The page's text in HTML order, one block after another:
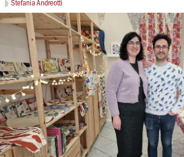
Stefania Andreotti